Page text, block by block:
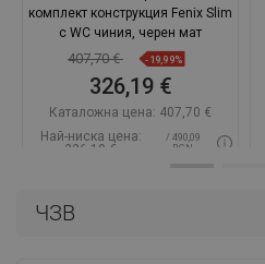
ЧЗВ
комплект конструкция Fenix Slim
с WC чиния, черен мат
407,70 € -19,99%
326,19 €
Каталожна цена: 407,70 €
Най-ниска цена:
326,19 €
/ 490,09
BGN
Добави в количката